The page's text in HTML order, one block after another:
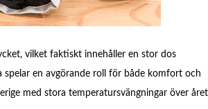
vilket faktiskt innehåller en stor dos
en avgörande roll för både komfort och
med stora temperatursvängningar över